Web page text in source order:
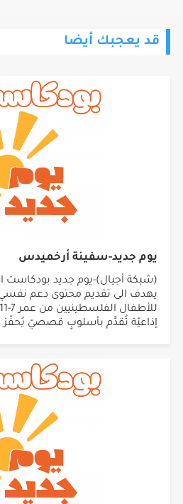
قد يعجبك أيضا
يوم جديد-سفينة أرخميدس
(شبكة أجيال)-يوم جديد بودكاست
يهدف الى تقديم محتوى دعم نفسي
إذاعيّة تُقدَّم بأسلوبٍ قصصيّ يُحفّز